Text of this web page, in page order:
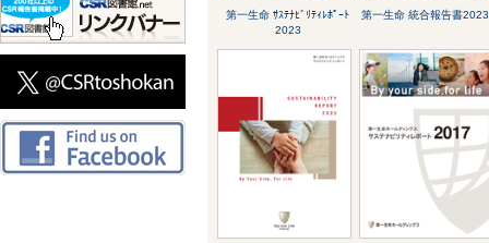
第一生命 ｻｽﾃﾅﾋﾞﾘﾃｨﾚﾎﾟｰﾄ
2023
第一生命 統合報告書2023